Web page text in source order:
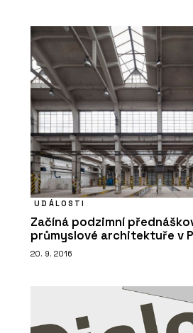
UDÁLOSTI
Začíná podzimní
průmyslové architektuře v
20. 9. 2016